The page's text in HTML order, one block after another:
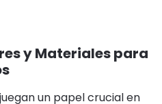
y Materiales para
un papel crucial en